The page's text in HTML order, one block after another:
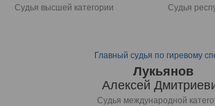
Судья высшей категории Судья
Главный судья по гиревому
Лукьянов
Алексей
Судья международной